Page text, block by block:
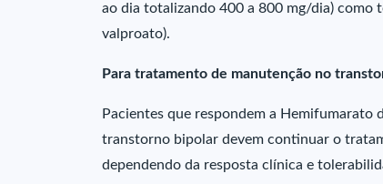
ao dia totalizando 400 a 800 mg/dia) como
valproato).
Para tratamento de manutenção no
Pacientes que respondem a
transtorno bipolar devem continuar o
dependendo da resposta clínica e